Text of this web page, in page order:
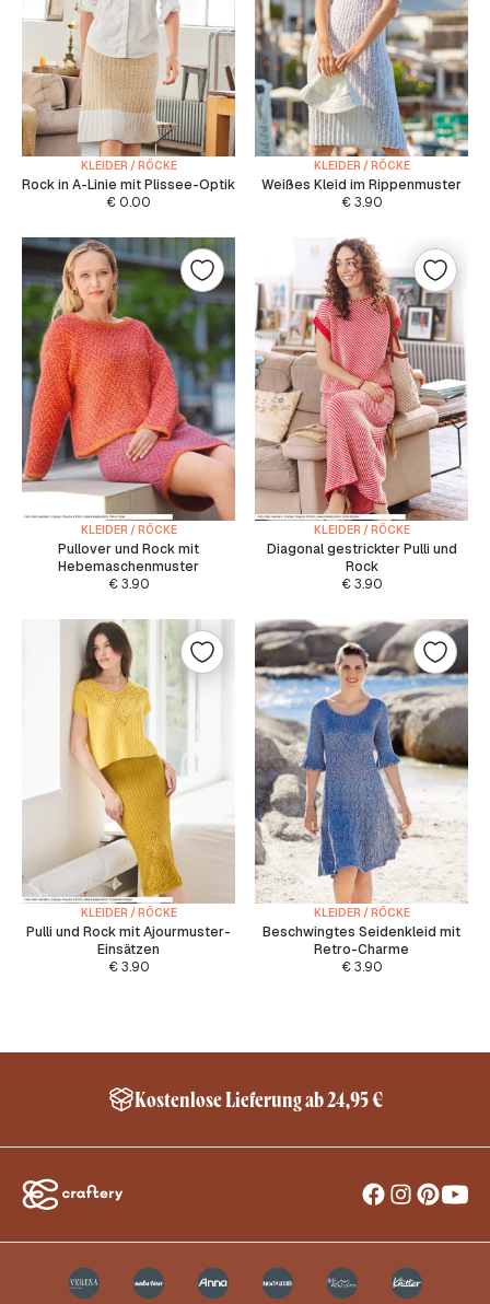
KLEIDER / RÖCKE
Rock in A-Linie mit Plissee-Optik
€ 0.00
KLEIDER / RÖCKE
Weißes Kleid im Rippenmuster
€3.90
KLEIDER / RÖCKE
Pullover und Rock mit
Hebemaschenmuster
€3.90
KLEIDER / RÖCKE
Diagonal gestrickter Pulli und
Rock
€3.90
KLEIDER / RÖCKE
Pulli und Rock mit Ajourmuster-
Einsätzen
€3.90
KLEIDER / RÖCKE
Beschwingtes Seidenkleid mit
Retro-Charme
€3.90
Kostenlose Lieferung ab 24,95 €